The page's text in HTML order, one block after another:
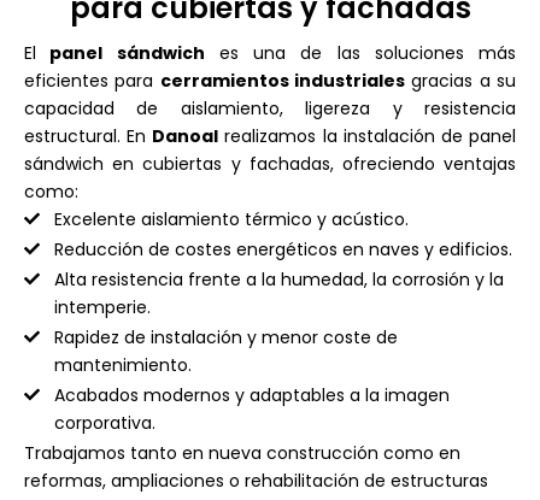
El panel sándwich es una de las soluciones más
eficientes para cerramientos industriales gracias a su
capacidad de aislamiento, ligereza y resistencia
estructural. En Danoal realizamos la instalación de panel
sándwich en cubiertas y fachadas, ofreciendo ventajas
como:
Excelente aislamiento térmico y acústico.
Reducción de costes energéticos en naves y edificios.
Alta resistencia frente a la humedad, la corrosión y la
intemperie.
Rapidez de instalación y menor coste de
mantenimiento.
Acabados modernos y adaptables a la imagen
corporativa.
Trabajamos tanto en nueva construcción como en
reformas, ampliaciones o rehabilitación de estructuras